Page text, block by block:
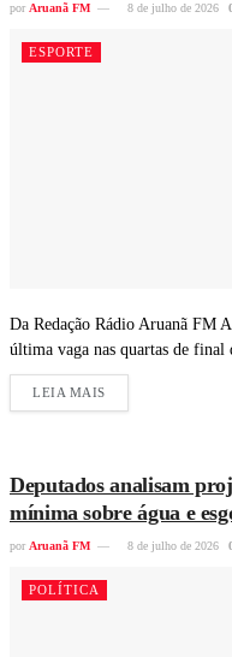
por Aruanã FM 8 de julho de 2026
ESPORTE
Da Redação Rádio Aruanã FM
última vaga nas quartas de final
LEIA MAIS
Deputados analisam
mínima sobre água e
por Aruanã FM 8 de julho de 2026
POLÍTICA